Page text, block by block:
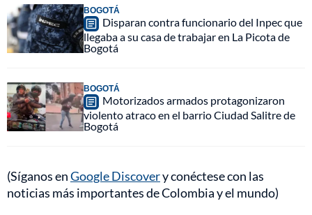
BOGOTÁ
Disparan contra funcionario del Inpec que
llegaba a su casa de trabajar en La Picota de
Bogotá
BOGOTÁ
Motorizados armados protagonizaron
violento atraco en el barrio Ciudad Salitre de
Bogotá
(Síganos enGoogle Discovery conéctese con las
noticias más importantes de Colombia y el mundo)